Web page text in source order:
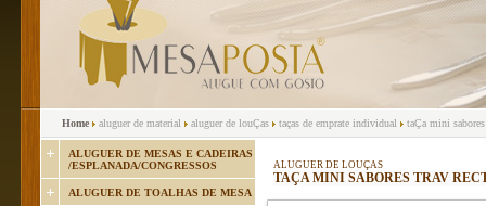
Home aluguer de material aluguer de louÇas taças de emprate individual taÇa mini
ALUGUER DE MESAS E CADEIRAS
/ESPLANADA/CONGRESSOS
ALUGUER DE TOALHAS DE MESA
ALUGUER DE LOUÇAS
TAÇA MINI SABORES TRAV